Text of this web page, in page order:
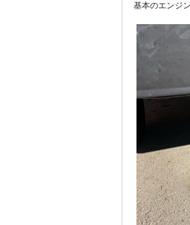
基本のエンジ